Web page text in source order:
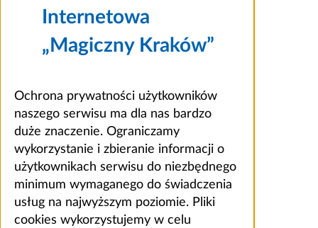
Internetowa
„Magiczny Kraków”
Ochrona prywatności użytkowników
naszego serwisu ma dla nas bardzo
duże znaczenie. Ograniczamy
wykorzystanie i zbieranie informacji o
użytkownikach serwisu do niezbędnego
minimum wymaganego do świadczenia
usług na najwyższym poziomie. Pliki
cookies wykorzystujemy w celu